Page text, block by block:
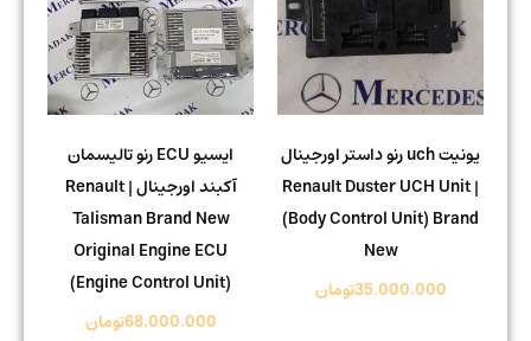
یونیت uch رنو داستر اورجینال
| Renault Duster UCH Unit
(Body Control Unit) Brand
35.000.000تومان
ایسیو ECU رنو تالیسمان
آکبند اورجینال | Renault
Talisman Brand New
Original Engine ECU
(Engine Control Unit)
68.000.000تومان